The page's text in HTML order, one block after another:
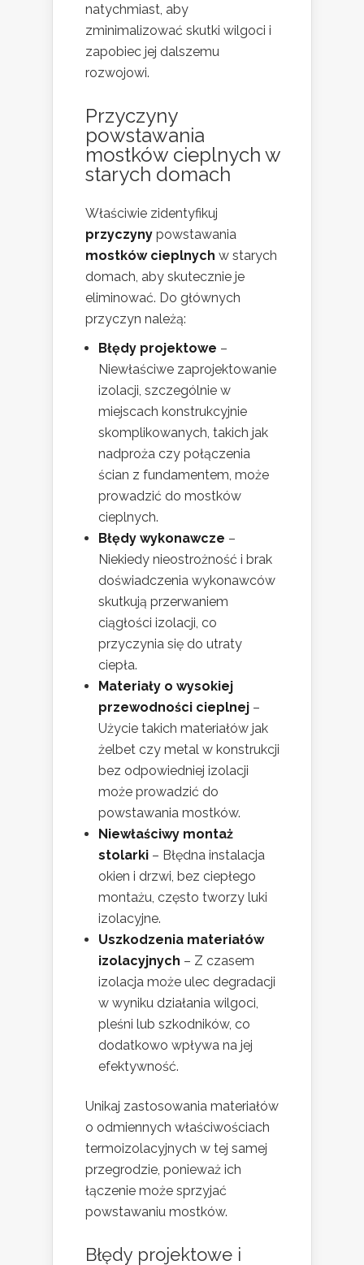
natychmiast, aby
zminimalizować skutki wilgoci i
zapobiec jej dalszemu
rozwojowi.
Przyczyny
powstawania
mostków cieplnych w
starych domach
Właściwie zidentyfikuj
przyczyny powstawania
mostków cieplnych w starych
domach, aby skutecznie je
eliminować. Do głównych
przyczyn należą:
Błędy projektowe –
Niewłaściwe zaprojektowanie
izolacji, szczególnie w
miejscach konstrukcyjnie
skomplikowanych, takich jak
nadproża czy połączenia
ścian z fundamentem, może
prowadzić do mostków
cieplnych.
Błędy wykonawcze –
Niekiedy nieostrożność i brak
doświadczenia wykonawców
skutkują przerwaniem
ciągłości izolacji, co
przyczynia się do utraty
ciepła.
Materiały o wysokiej
przewodności cieplnej –
Użycie takich materiałów jak
żelbet czy metal w konstrukcji
bez odpowiedniej izolacji
może prowadzić do
powstawania mostków.
Niewłaściwy montaż
stolarki – Błędna instalacja
okien i drzwi, bez ciepłego
montażu, często tworzy luki
izolacyjne.
Uszkodzenia materiałów
izolacyjnych – Z czasem
izolacja może ulec degradacji
w wyniku działania wilgoci,
pleśni lub szkodników, co
dodatkowo wpływa na jej
efektywność.
Unikaj zastosowania materiałów
o odmiennych właściwościach
termoizolacyjnych w tej samej
przegrodzie, ponieważ ich
łączenie może sprzyjać
powstawaniu mostków.
Błędy projektowe i